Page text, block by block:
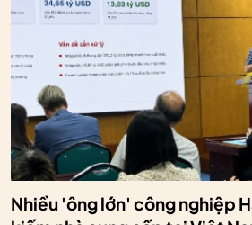
Nhiều 'ông lớn' công nghiệp